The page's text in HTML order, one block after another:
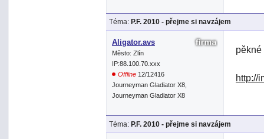
Téma: P.F. 2010 - přejme si navzájem
Aligator.avs
Město: Zlín
IP:88.100.70.xxx
Offline 12/12416
Journeyman Gladiator X8,
Journeyman Gladiator X8
http://
Téma: P.F. 2010 - přejme si navzájem